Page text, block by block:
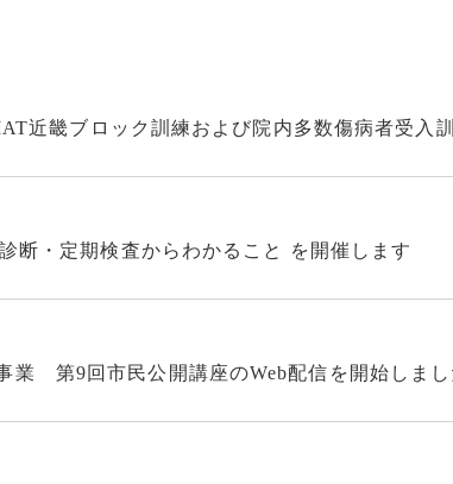
近畿ブロック訓練および院内多数傷病者受入
断・定期検査からわかること を開催します
業 第9回市民公開講座のWeb配信を開始しまし